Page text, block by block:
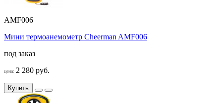
AMF006
Мини термоанемометр Cheerman AMF006
под заказ
цена: 2 280 руб.
Купить